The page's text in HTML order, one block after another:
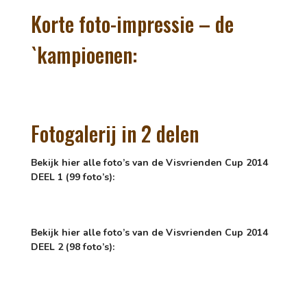
Korte foto-impressie – de
`kampioenen:
Fotogalerij in 2 delen
Bekijk hier alle foto’s van de Visvrienden Cup 2014
DEEL 1 (99 foto’s):
Bekijk hier alle foto’s van de Visvrienden Cup 2014
DEEL 2 (98 foto’s):